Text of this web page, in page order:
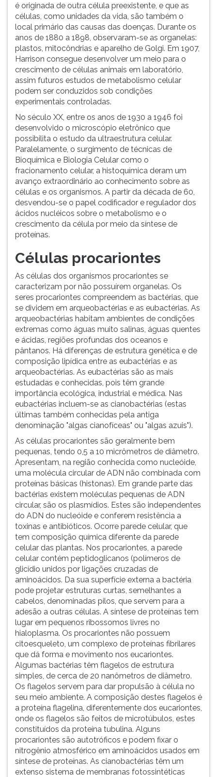
é originada de outra célula preexistente, e que as
células, como unidades da vida, são também o
local primário das causas das doenças. Durante os
anos de 1880 a 1898, observaram-se as organelas:
plastos, mitocôndrias e aparelho de Golgi. Em 1907,
Harrison consegue desenvolver um meio para o
crescimento de células animais em laboratório,
assim futuros estudos de metabolismo celular
podem ser conduzidos sob condições
experimentais controladas.
No século XX, entre os anos de 1930 a 1946 foi
desenvolvido o microscópio eletrônico que
possibilita o estudo da ultraestrutura celular.
Paralelamente, o surgimento de técnicas de
Bioquímica e Biologia Celular como o
fracionamento celular, a histoquímica deram um
avanço extraordinário ao conhecimento sobre as
células e os organismos. A partir da década de 60,
desvendou-se o papel codificador e regulador dos
ácidos nucléicos sobre o metabolismo e o
crescimento da célula por meio da síntese de
proteínas.
Células procariontes
As células dos organismos procariontes se
caracterizam por não possuírem organelas. Os
seres procariontes compreendem as bactérias, que
se dividem em arqueobactérias e as eubactérias. As
arqueobactérias habitam ambientes de condições
extremas como águas muito salinas, águas quentes
e ácidas, regiões profundas dos oceanos e
pântanos. Há diferenças de estrutura genética e de
composição lipídica entre as eubactérias e as
arqueobactérias. As eubactérias são as mais
estudadas e conhecidas, pois têm grande
importância ecológica, industrial e médica. Nas
eubactérias incluem-se as cianobactérias (estas
últimas também conhecidas pela antiga
denominação "algas cianofíceas" ou "algas azuis").
As células procariontes são geralmente bem
pequenas, tendo 0,5 a 10 micrômetros de diâmetro.
Apresentam, na região conhecida como nucleóide,
uma molécula circular de ADN não combinada com
proteínas básicas (histonas). Em grande parte das
bactérias existem moléculas pequenas de ADN
circular, são os plasmídios. Estes são independentes
do ADN do nucleóide e conferem resistência a
toxinas e antibióticos. Ocorre parede celular, que
tem composição química diferente da parede
celular das plantas. Nos procariontes, a parede
celular contém peptidoglicanos (polímeros de
glicídio unidos por ligações cruzadas de
aminoácidos. Da sua superfície externa a bactéria
pode projetar estruturas curtas, semelhantes a
cabelos, denominadas pilos, que servem para a
adesão a outras células. A síntese de proteínas tem
lugar em pequenos ribossomos livres no
hialoplasma. Os procariontes não possuem
citoesqueleto, um complexo de proteínas fibrilares
que dá forma e movimento nos eucariontes.
Algumas bactérias têm flagelos de estrutura
simples, de cerca de 20 nanômetros de diâmetro.
Os flagelos servem para dar propulsão à célula no
seu meio ambiente. A composição destes flagelos é
a proteína flagelina, diferentemente dos eucariontes,
onde os flagelos são feitos de microtúbulos, estes
constituídos da proteína tubulina. Alguns
procariontes são autotróficos e podem fixar o
nitrogênio atmosférico em aminoácidos usados em
síntese de proteínas. As cianobactérias têm um
extenso sistema de membranas fotossintéticas